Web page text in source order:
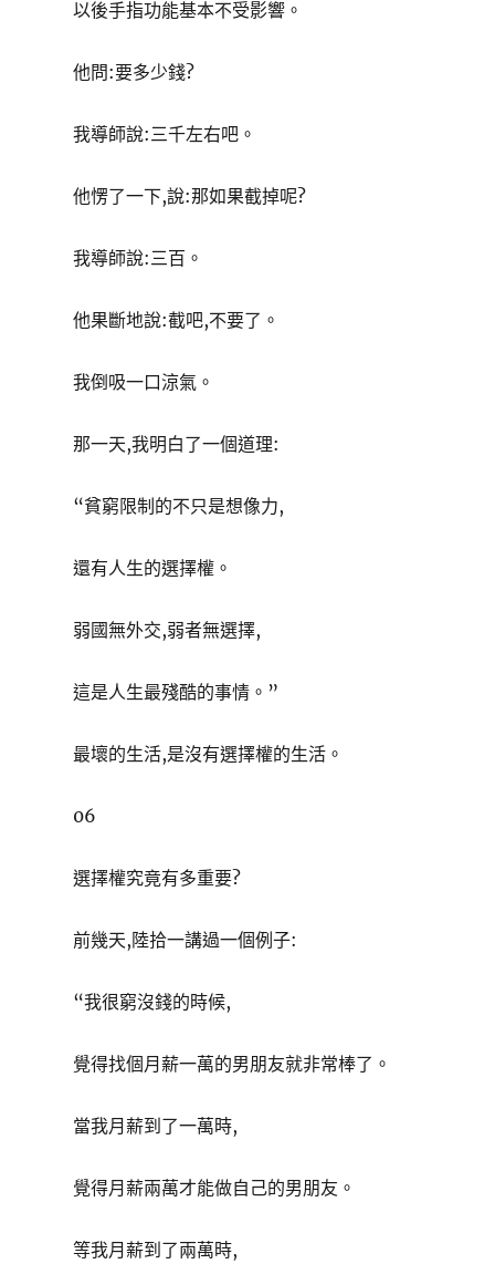
以後手指功能基本不受影響。
他問:要多少錢?
我導師說:三千左右吧。
他愣了一下,說:那如果截掉呢?
我導師說:三百。
他果斷地說:截吧,不要了。
我倒吸一口涼氣。
那一天,我明白了一個道理:
“貧窮限制的不只是想像力,
還有人生的選擇權。
弱國無外交,弱者無選擇,
這是人生最殘酷的事情。”
最壞的生活,是沒有選擇權的生活。
06
選擇權究竟有多重要?
前幾天,陸拾一講過一個例子:
“我很窮沒錢的時候,
覺得找個月薪一萬的男朋友就非常棒了。
當我月薪到了一萬時,
覺得月薪兩萬才能做自己的男朋友。
等我月薪到了兩萬時,